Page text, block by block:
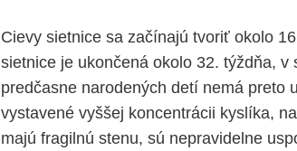
Cievy sietnice sa začínajú tvoriť okolo
sietnice je ukončená okolo 32. týždňa,
predčasne narodených detí nemá preto
vystavené vyššej koncentrácii kyslíka,
majú fragilnú stenu, sú nepravidelne